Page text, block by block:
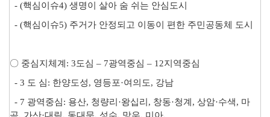
- (핵심이슈4) 생명이 살아 숨 쉬는 안심도시
- (핵심이슈5) 주거가 안정되고 이동이 편한 주민공동체 도시
〇 중심지체계 : 3도심 – 7광역중심 – 12지역중심
- 3 도 심: 한양도성, 영등포·여의도, 강남
- 7 광역중심: 용산, 청량리 ·왕십리 , 창동·청계 , 상암·수색, 마